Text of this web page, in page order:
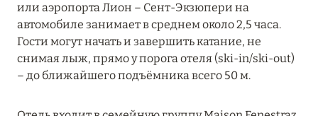
Four Seasons Hotel Megève
Grand Hôtel Soleil d'Or
Hôtel AlpenRuitor
или аэропорта Лион – Сент-Экзюпери на
автомобиле занимает в среднем около 2,5 часа.
Гости могут начать и завершить катание, не
снимая лыж, прямо у порога отеля (ski-in/ski-out)
– до ближайшего подъёмника всего 50 м.